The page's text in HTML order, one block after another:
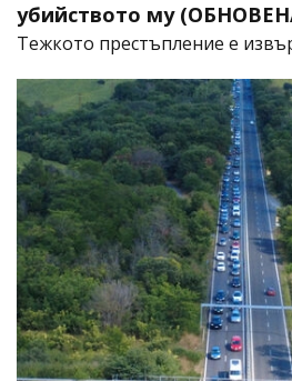
убийството му
​Тежкото престъпление е